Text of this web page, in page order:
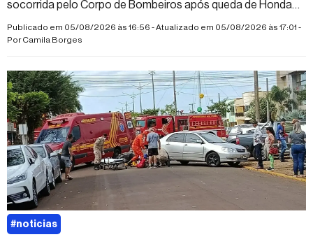
socorrida pelo Corpo de Bombeiros após queda de Honda
Biz; vítima teria desmaiado após o acidente
Publicado em 05/08/2026 às 16:56 - Atualizado em 05/08/2026 às 17:01 -
PorCamila Borges
#noticias